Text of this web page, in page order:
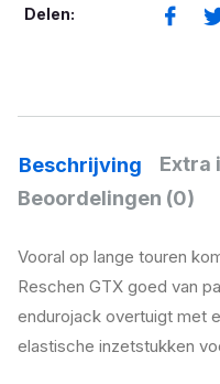
Delen:
Beschrijving
Extra
Beoordelingen (0)
Vooral op lange touren
Reschen GTX goed van
endurojack overtuigt met
elastische inzetstukken